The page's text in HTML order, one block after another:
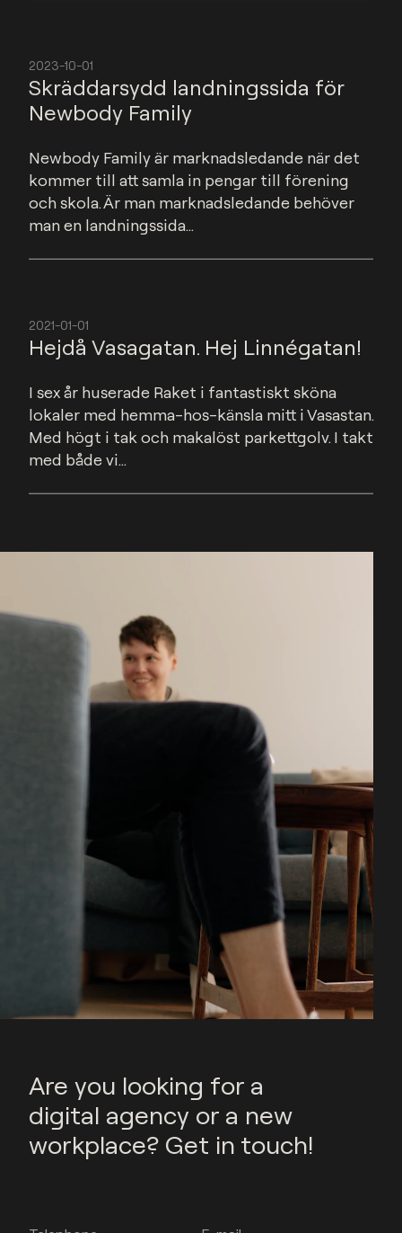
2023-10-01
Skräddarsydd landningssida för
Newbody Family
Newbody Family är marknadsledande när det
kommer till att samla in pengar till förening
och skola. Är man marknadsledande behöver
man en landningssida...
2021-01-01
Hejdå Vasagatan. Hej Linnégatan!
I sex år huserade Raket i fantastiskt sköna
lokaler med hemma-hos-känsla mitt i Vasastan.
Med högt i tak och makalöst parkettgolv. I takt
med både vi...
Are you looking for a
digital agency or a new
workplace? Get in touch!